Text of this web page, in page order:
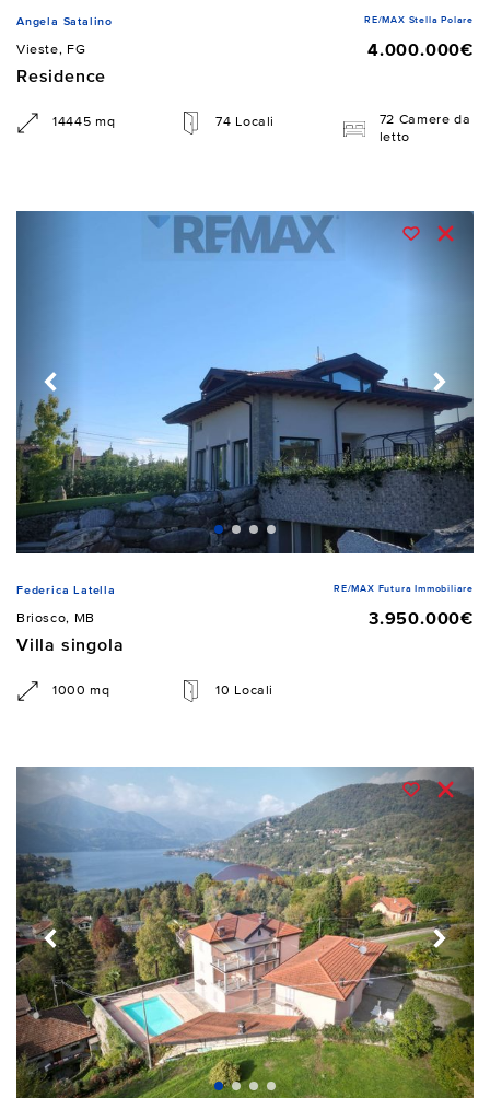
Angela Satalino RE/MAX Stella Polare
Vieste, FG
4.000.000€
Residence
14445 mq 74 Locali
72 Camere da
letto
Federica Latella RE/MAX Futura Immobiliare
Briosco, MB
3.950.000€
Villa singola
1000 mq 10 Locali